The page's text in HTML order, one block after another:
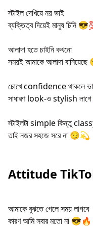
স্টাইল দেখিয়ে নয় ভাই
ব্যক্তিত্ব দিয়েই মানুষ চিনি
আলাদা হতে চাইনি কখনো
সময়ই আমাকে আলাদা
চোখে confidence থাকলে
সাধারণ look-ও stylish
স্টাইলটা simple কিন্তু
তাই নজর সহজে সরে না 😏💫
Attitude
আমাকে বুঝতে গেলে সময় লাগবে
কারণ আমি সবার মতো না 😎🔥